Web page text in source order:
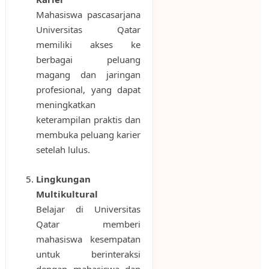
Mahasiswa pascasarjana
Universitas Qatar
memiliki akses ke
berbagai peluang
magang dan jaringan
profesional, yang dapat
meningkatkan
keterampilan praktis dan
membuka peluang karier
setelah lulus.
Lingkungan
Multikultural
Belajar di Universitas
Qatar memberi
mahasiswa kesempatan
untuk berinteraksi